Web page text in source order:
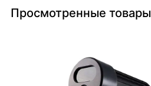
Просмотренные товары